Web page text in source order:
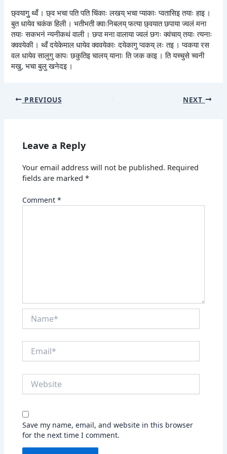
छ्वयागुु थ्वँ । छ्व भचा पति पति चिंकाः लखय् भचा प्याकाः प्वतासिइ तयाः हाइ ।
बुत धायेव चकंक हिली । भतीभती क्वाःनिबलय् फत्या छ्वयात छपाया ज्वलं मना
तयाः सकभनं न्यनीकथं वाली । छपा मना वालाया ज्वलं छगः क्वंचाय् तयाः त्यनाः
क्ववयेकी । थ्वँ दयेकेमाल धायेव क्ववयेकाः दयेकागु प्वकय् लः तइ । प्वकया रस
वल धायेव सालुगु कापः छकुतिइ चालय् यानाः ति जक काइ । ति यच्चुसे च्वनी
मखु, भचा बुलु खनेदइ ।
PREVIOUS NEXT
Leave a Reply
Your email address will not be published. Required
fields are marked*
Comment*
Save my name, email, and website in this browser
for the next time I comment.